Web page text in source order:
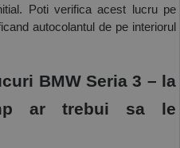
Poti verifica acest lucru pe
autocolantul de pe interiorul
BMW Seria 3 – la
ar trebui sa le